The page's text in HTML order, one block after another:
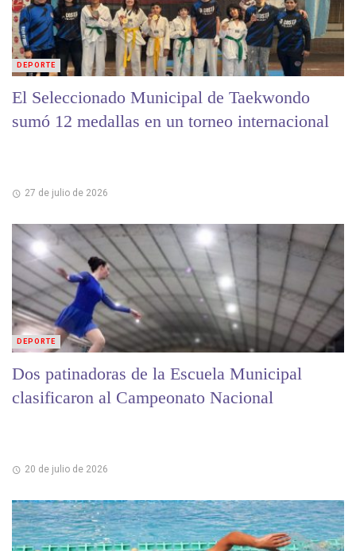
El Seleccionado Municipal de Taekwondo
sumó 12 medallas en un torneo internacional
27 de julio de 2026
DEPORTE
Dos patinadoras de la Escuela Municipal
clasificaron al Campeonato Nacional
20 de julio de 2026
DEPORTE